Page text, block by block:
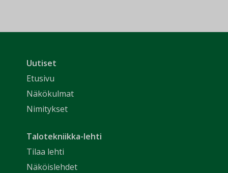
Uutiset
Etusivu
Näkökulmat
Nimitykset
Talotekniikka-lehti
Tilaa lehti
Näköislehdet